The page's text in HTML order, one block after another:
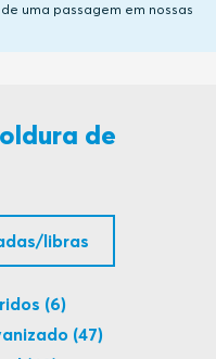
PDF
uma passagem em nossas
de
libras
(6)
(47)